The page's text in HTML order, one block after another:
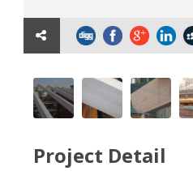
Project Detail